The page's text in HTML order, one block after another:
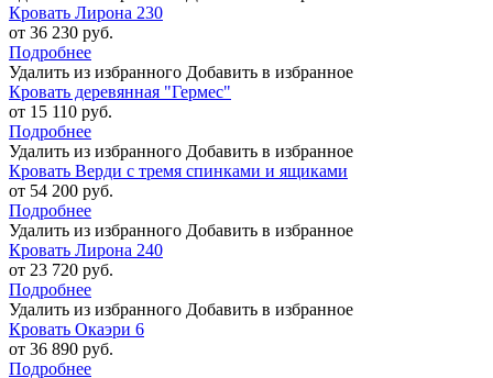
Кровать Лирона 230
от 36 230 руб.
Подробнее
Удалить из избранного Добавить в избранное
Кровать деревянная "Гермес"
от 15 110 руб.
Подробнее
Удалить из избранного Добавить в избранное
Кровать Верди с тремя спинками и ящиками
от 54 200 руб.
Подробнее
Удалить из избранного Добавить в избранное
Кровать Лирона 240
от 23 720 руб.
Подробнее
Удалить из избранного Добавить в избранное
Кровать Окаэри 6
от 36 890 руб.
Подробнее